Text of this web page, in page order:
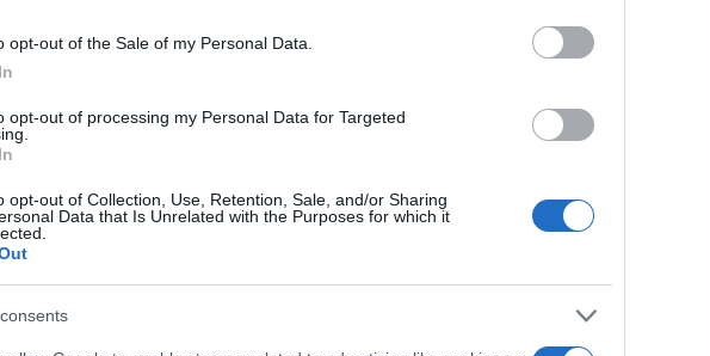
opt-out of the Sale of my Personal Data.
opt-out of processing my Personal Data for Targeted
opt-out of Collection, Use, Retention, Sale, and/or Sharing
Data that Is Unrelated with the Purposes for which it
principali che animeranno il territorio nel
e regole da rispettare per l’accesso agli
e regole per l’accesso
del grande concerto gratuito di
misure organizzative precise: la piazza sarà
di bonifica e i varchi di ingresso